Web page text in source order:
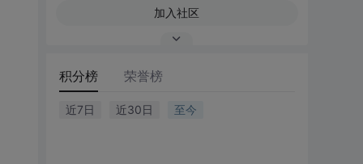
加入社区
积分榜 荣誉榜
近7日 近30日 至今